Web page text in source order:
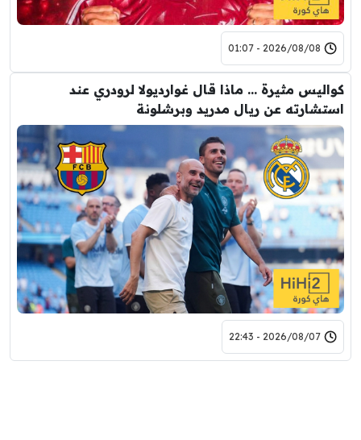
2026/08/08 - 01:07
كواليس مثيرة … ماذا قال غوارديولا لرودري عند
استشارته عن ريال مدريد وبرشلونة
2026/08/07 - 22:43